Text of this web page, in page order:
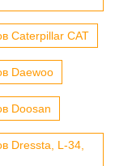
Caterpillar CAT
Daewoo
Doosan
Dressta, L-34,